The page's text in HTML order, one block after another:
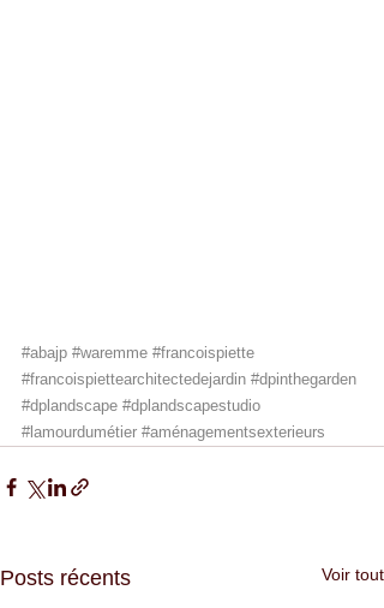
#abajp #waremme #francoispiette
#francoispiettearchitectedejardin #dpinthegarden
#dplandscape #dplandscapestudio
#lamourdumétier #aménagementsexterieurs
Posts récents Voir tout